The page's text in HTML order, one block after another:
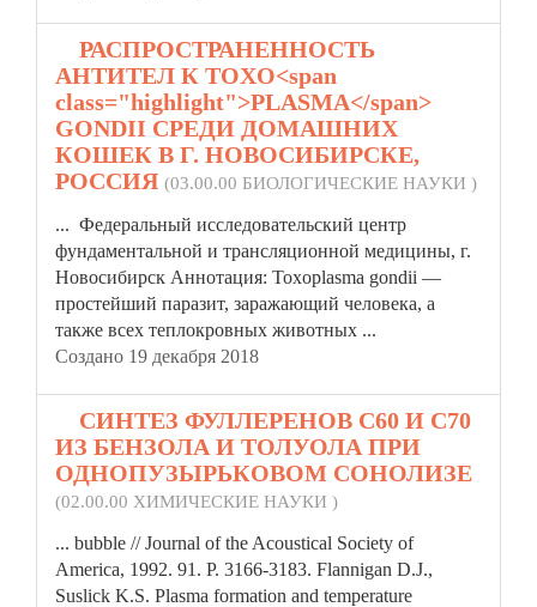
РАСПРОСТРАНЕННОСТЬ
АНТИТЕЛ К TOXO<span
class="highlight">PLASMA</span>
GONDII СРЕДИ ДОМАШНИХ
КОШЕК В Г. НОВОСИБИРСКЕ,
РОССИЯ (03.00.00 БИОЛОГИЧЕСКИЕ НАУКИ )
... Федеральный исследовательский центр
фундаментальной и трансляционной медицины, г.
Новосибирск Аннотация: Toxoplasma gondii —
простейший паразит, заражающий человека, а
также всех теплокровных животных ...
Создано 19 декабря 2018
СИНТЕЗ ФУЛЛЕРЕНОВ С60 И С70
ИЗ БЕНЗОЛА И ТОЛУОЛА ПРИ
ОДНОПУЗЫРЬКОВОМ СОНОЛИЗЕ
(02.00.00 ХИМИЧЕСКИЕ НАУКИ )
... bubble // Journal of the Acoustical Society of
America, 1992. 91. P. 3166-3183. Flannigan D.J.,
Suslick K.S. Plasma formation and temperature